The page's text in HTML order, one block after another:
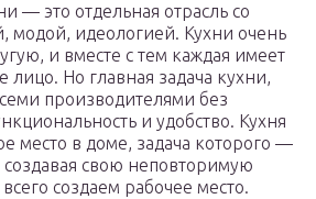
— это отдельная отрасль со
модой, идеологией. Кухни очень
и вместе с тем каждая имеет
лицо. Но главная задача кухни,
производителями без
и удобство. Кухня
место в доме, задача которого —
создавая свою неповторимую
создаем рабочее место.